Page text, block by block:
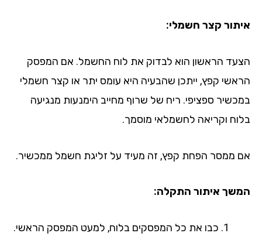
קצר חשמלי:
הראשון הוא לבדוק את לוח החשמל. אם המפסק
קפץ, ייתכן שהבעיה היא עומס יתר או קצר חשמלי
ספציפי. ריח של שרוף מחייב הימנעות מנגיעה
וקריאה לחשמלאי מוסמך.
ממסר הפחת קפץ, זה מעיד על זליגת חשמל ממכשיר.
איתור התקלה:
כבו את כל המפסקים בלוח, למעט המפסק הראשי.